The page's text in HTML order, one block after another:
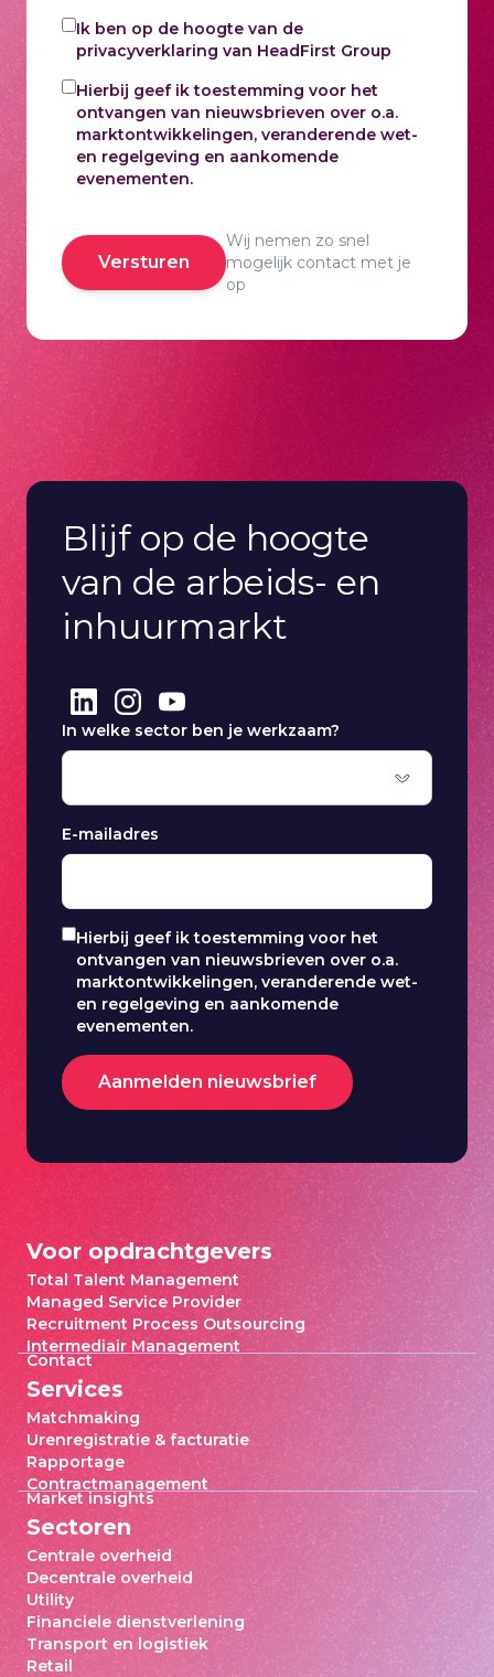
Ik ben op de hoogte van de
privacyverklaring van HeadFirst Group
Hierbij geef ik toestemming voor het
ontvangen van nieuwsbrieven over o.a.
marktontwikkelingen, veranderende wet-
en regelgeving en aankomende
evenementen.
Versturen
Wij nemen zo snel
mogelijk contact met je
op
Blijf op de hoogte
van de arbeids- en
inhuurmarkt
In welke sector ben je werkzaam?
E-mailadres
Hierbij geef ik toestemming voor het
ontvangen van nieuwsbrieven over o.a.
marktontwikkelingen, veranderende wet-
en regelgeving en aankomende
evenementen.
Aanmelden nieuwsbrief
Voor opdrachtgevers
Total Talent Management
Managed Service Provider
Recruitment Process Outsourcing
Intermediair Management
Contact
Services
Matchmaking
Urenregistratie & facturatie
Rapportage
Contractmanagement
Market insights
Sectoren
Centrale overheid
Decentrale overheid
Utility
Financiele dienstverlening
Transport en logistiek
Retail